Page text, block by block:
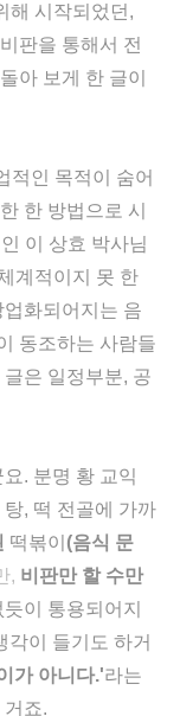
해 시작되었던,
판을 통해서 전
아 보게 한 글이
적인 목적이 숨어
한 방법으로 시
이 상효 박사님
계적이지 못 한
화되어지는 음
동조하는 사람들
은 일정부분, 공
. 분명 황 교익
, 떡 전골에 가까
떡볶이 (음식 문
, 비판만 할 수만
이 통용되어지
각이 들기도 하거
가 아니다.'라는
죠.